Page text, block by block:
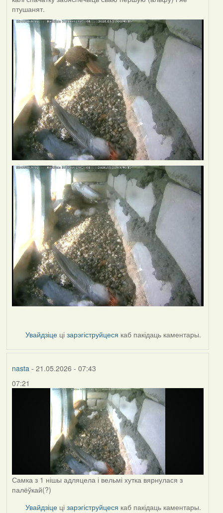
птушанят.
Увайдзіце цізарэгіструйцеся каб пакідаць каментары.
nasta- 21.05.2026 - 07:43
07:21
Самка з 1 нішы адляцела і вельмі хутка вярнулася з
палёўкай(?)
Увайдзіце цізарэгіструйцеся каб пакідаць каментары.